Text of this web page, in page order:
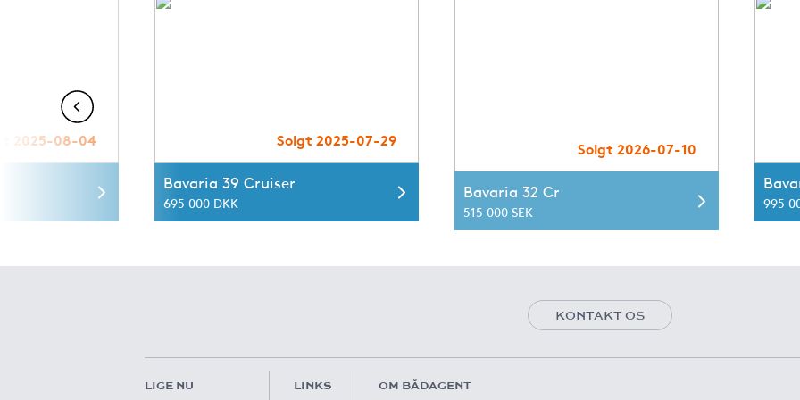
2025-08-04 Solgt 2025-07-29
Bavaria 39 Cruiser
695 000 DKK
Solgt 2026-07-10
Bavaria 32 Cr
515 000 SEK 995
KONTAKT OS
LIGE NU LINKS OM BÅDAGENT